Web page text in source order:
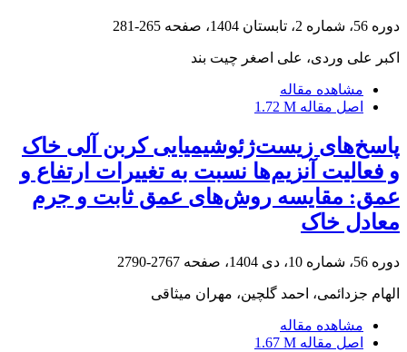
دوره 56، شماره 2، تابستان 1404، صفحه 265-281
اکبر علی وردی، علی اصغر چیت بند
مشاهده مقاله
اصل مقاله 1.72 M
پاسخ‌های زیست‌ژئوشیمیایی کربن آلی خاک
و فعالیت آنزیم‌ها نسبت به تغییرات ارتفاع و
عمق: مقایسه روش‌های عمق ثابت و جرم
معادل خاک
دوره 56، شماره 10، دی 1404، صفحه 2767-2790
الهام جزدائمی، احمد گلچین، مهران میثاقی
مشاهده مقاله
اصل مقاله 1.67 M